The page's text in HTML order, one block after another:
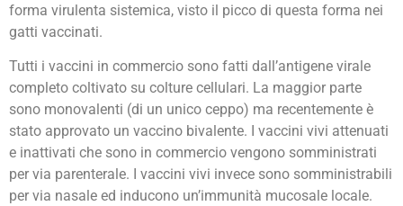
forma virulenta sistemica, visto il picco di questa forma nei
gatti vaccinati.
Tutti i vaccini in commercio sono fatti dall’antigene virale
completo coltivato su colture cellulari. La maggior parte
sono monovalenti (di un unico ceppo) ma recentemente è
stato approvato un vaccino bivalente. I vaccini vivi attenuati
e inattivati che sono in commercio vengono somministrati
per via parenterale. I vaccini vivi invece sono somministrabili
per via nasale ed inducono un’immunità mucosale locale.